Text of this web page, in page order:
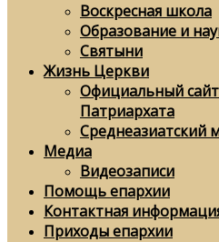
Воскресная школа
Образование и
Святыни
Жизнь Церкви
Официальный
Патриархата
Среднеазиатский
Медиа
Видеозаписи
Помощь епархии
Контактная
Приходы епархии